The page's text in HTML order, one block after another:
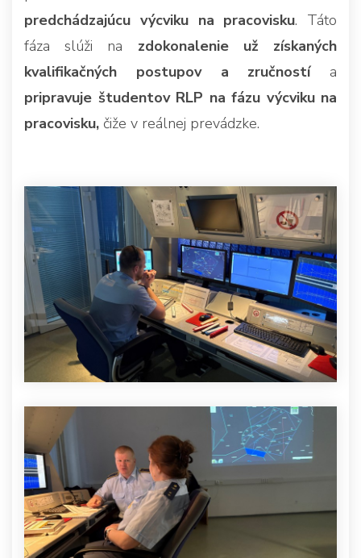
predchádzajúcu výcviku na pracovisku. Táto
fáza slúži na zdokonalenie už získaných
kvalifikačných postupov a zručnostía
pripravuje študentov RLP na fázu výcviku na
pracovisku, čiže v reálnej prevádzke.